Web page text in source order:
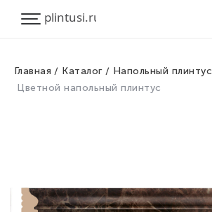
Корзина
Главная Каталог
Напольный плинтус
Цветной напольный плинтус